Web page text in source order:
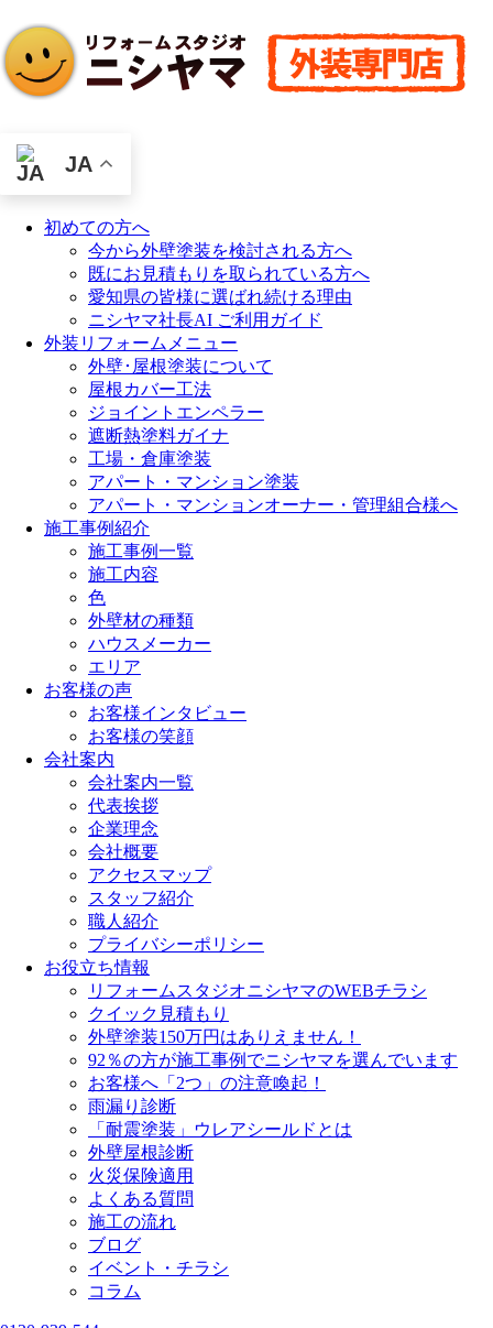
JA
初めての方へ
今から外壁塗装を検討される方へ
既にお見積もりを取られている方へ
愛知県の皆様に選ばれ続ける理由
ニシヤマ社長AI ご利用ガイド
外装リフォームメニュー
外壁･屋根塗装について
屋根カバー工法
ジョイントエンペラー
遮断熱塗料ガイナ
工場・倉庫塗装
アパート・マンション塗装
アパート・マンションオーナー・管理組合様へ
施工事例紹介
施工事例一覧
施工内容
色
外壁材の種類
ハウスメーカー
エリア
お客様の声
お客様インタビュー
お客様の笑顔
会社案内
会社案内一覧
代表挨拶
企業理念
会社概要
アクセスマップ
スタッフ紹介
職人紹介
プライバシーポリシー
お役立ち情報
リフォームスタジオニシヤマのWEBチラシ
クイック見積もり
外壁塗装150万円はありえません！
92％の方が施工事例でニシヤマを選んでいます
お客様へ「2つ」の注意喚起！
雨漏り診断
「耐震塗装」ウレアシールドとは
外壁屋根診断
火災保険適用
よくある質問
施工の流れ
ブログ
イベント・チラシ
コラム